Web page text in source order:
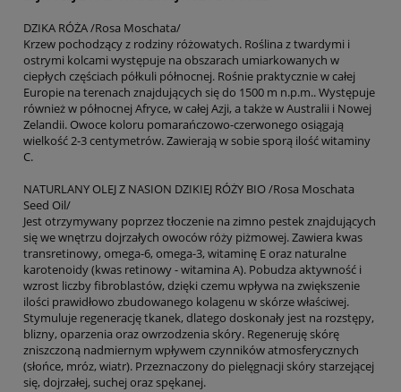
DZIKA RÓŻA /Rosa Moschata/
Krzew pochodzący z rodziny różowatych. Roślina z twardymi i
ostrymi kolcami występuje na obszarach umiarkowanych w
ciepłych częściach półkuli północnej. Rośnie praktycznie w całej
Europie na terenach znajdujących się do 1500 m n.p.m.. Występuje
również w północnej Afryce, w całej Azji, a także w Australii i Nowej
Zelandii. Owoce koloru pomarańczowo-czerwonego osiągają
wielkość 2-3 centymetrów. Zawierają w sobie sporą ilość witaminy
C.
NATURLANY OLEJ Z NASION DZIKIEJ RÓŻY BIO /Rosa Moschata
Seed Oil/
Jest otrzymywany poprzez tłoczenie na zimno pestek znajdujących
się we wnętrzu dojrzałych owoców róży piżmowej. Zawiera kwas
transretinowy, omega-6, omega-3, witaminę E oraz naturalne
karotenoidy (kwas retinowy - witamina A). Pobudza aktywność i
wzrost liczby fibroblastów, dzięki czemu wpływa na zwiększenie
ilości prawidłowo zbudowanego kolagenu w skórze właściwej.
Stymuluje regenerację tkanek, dlatego doskonały jest na rozstępy,
blizny, oparzenia oraz owrzodzenia skóry. Regeneruję skórę
zniszczoną nadmiernym wpływem czynników atmosferycznych
(słońce, mróz, wiatr). Przeznaczony do pielęgnacji skóry starzejącej
się, dojrzałej, suchej oraz spękanej.